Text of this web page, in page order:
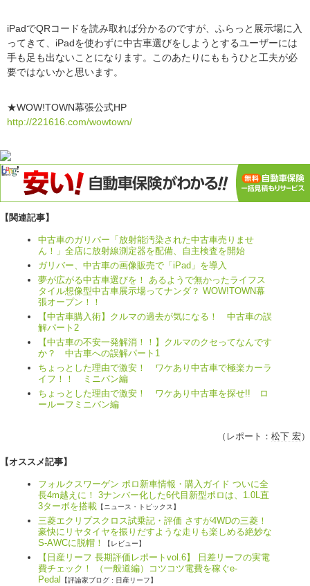
iPadでQRコードを読み取れば分かるのですが、ふらっと展示場に入
ってきて、iPadを使わずに中古車選びをしようとするユーザーには
手も足も出ないことになります。このあたりにももうひと工夫が必
要ではないかと思います。
★WOW!TOWN幕張公式HP
http://221616.com/wowtown/
【関連記事】
中古車のガリバー「放射能汚染された中古車売りませ
ん！」全店に放射線測定器を配備、自主検査を開始
ガリバー、中古車の画像販売で「iPad」を導入
夢が広がる中古車選びを！ あるようで無かったライフス
タイル想像型中古車展示場ってナンダ？ WOW!TOWN幕
張オープン！！
【中古車購入術】クルマの過去が気になる！ 中古車の誤
解パート2
【中古車の不安一発解消！！】クルマのクセってなんです
か？ 中古車への誤解パート1
ちょっとした理由で激安！ ワケあり中古車で極楽カーラ
イフ！！ ミニバン編
ちょっとした理由で激安！ ワケあり中古車を探せ!! ロ
ールーフミニバン編
（レポート： 松下 宏）
【オススメ記事】
フォルクスワーゲン ポロ新車情報・購入ガイド ついに全
長4m越えに！ 3ナンバー化した6代目新型ポロは、1.0L直
3ターボを搭載 【ニュース・トピックス】
三菱エクリプスクロス試乗記・評価 さすが4WDの三菱！
豪快にリヤタイヤを振りだすような走りも楽しめる絶妙な
S-AWCに脱帽！
【レビュー】
【日産リーフ 長期評価レポートvol.6】 日差リーフの実電
費チェック！ （一般道編）コツコツ電費を稼ぐe-
Pedal
【評論家ブログ : 日産リーフ】